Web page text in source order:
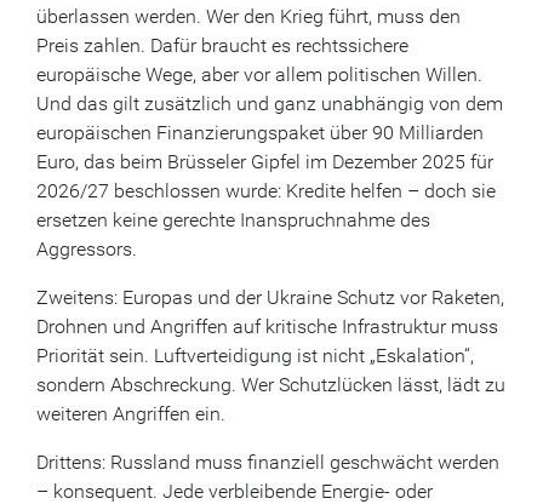
überlassen werden. Wer den Krieg führt, muss den
Preis zahlen. Dafür braucht es rechtssichere
europäische Wege, aber vor allem politischen Willen.
Und das gilt zusätzlich und ganz unabhängig von dem
europäischen Finanzierungspaket über 90 Milliarden
Euro, das beim Brüsseler Gipfel im Dezember 2025 für
2026/27 beschlossen wurde: Kredite helfen – doch sie
ersetzen keine gerechte Inanspruchnahme des
Aggressors.
Zweitens: Europas und der Ukraine Schutz vor Raketen,
Drohnen und Angriffen auf kritische Infrastruktur muss
Priorität sein. Luftverteidigung ist nicht „Eskalation“,
sondern Abschreckung. Wer Schutzlücken lässt, lädt zu
weiteren Angriffen ein.
Drittens: Russland muss finanziell geschwächt werden
– konsequent. Jede verbleibende Energie- oder